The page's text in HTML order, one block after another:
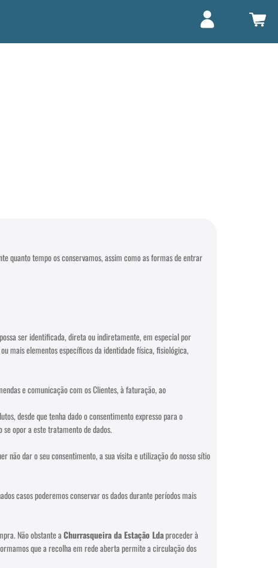
quanto tempo os conservamos, assim como as formas de entrar
ser identificada, direta ou indiretamente, em especial por
mais elementos específicos da identidade física, fisiológica,
e comunicação com os Clientes, à faturação, ao
desde que tenha dado o consentimento expresso para o
opor a este tratamento de dados.
não dar o seu consentimento, a sua visita e utilização do nosso sítio
casos poderemos conservar os dados durante períodos mais
Não obstante aChurrasqueira da Estação Ldaproceder à
que a recolha em rede aberta permite a circulação dos